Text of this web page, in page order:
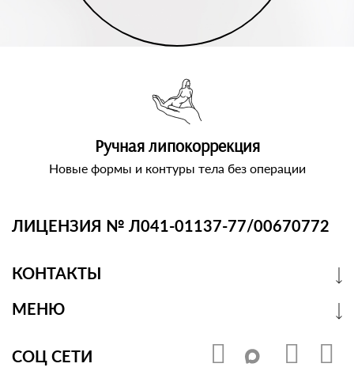
Ручная липокоррекция
Новые формы и контуры тела без операции
ЛИЦЕНЗИЯ № Л041-01137-77/00670772
КОНТАКТЫ
МЕНЮ
СОЦ СЕТИ